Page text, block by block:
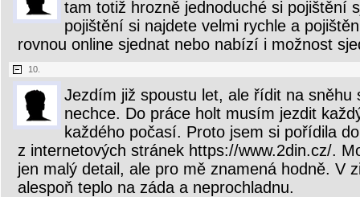
tam totiž hrozně jednoduché si pojištění
pojištění si najdete velmi rychle a
rovnou online sjednat nebo nabízí i možnost
10.
Jezdím již spoustu let, ale řídit na sněhu
nechce. Do práce holt musím jezdit
každého počasí. Proto jsem si pořídila
z internetových stránek https://www.2din.cz/.
jen malý detail, ale pro mě znamená hodně. V
alespoň teplo na záda a neprochladnu.